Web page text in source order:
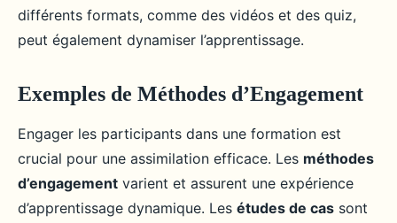
différents formats, comme des vidéos et des quiz,
peut également dynamiser l’apprentissage.
Exemples de Méthodes d’Engagement
Engager les participants dans une formation est
crucial pour une assimilation efficace. Les méthodes
d’engagement varient et assurent une expérience
d’apprentissage dynamique. Les études de cas sont